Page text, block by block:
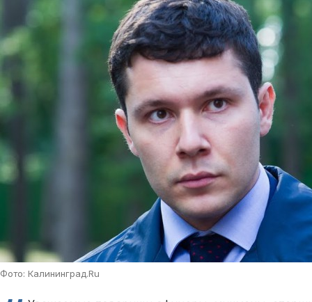
Фото: Калининград.Ru